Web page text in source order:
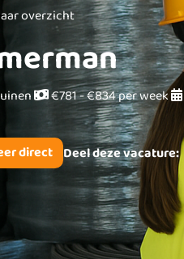
overzicht
€781 - €834 per week
Deel deze vacature: